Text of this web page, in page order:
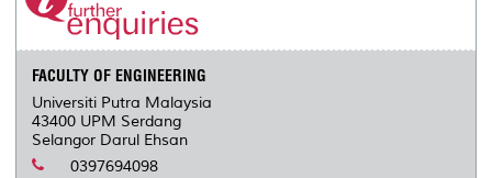
FACULTY OF ENGINEERING
Universiti Putra Malaysia
43400 UPM Serdang
Selangor Darul Ehsan
0397694098